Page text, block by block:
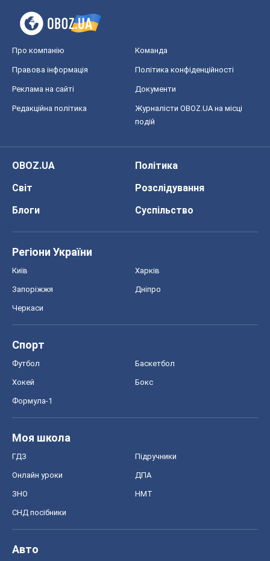
Про компанію Команда
Правова інформація Політика конфіденційності
Реклама на сайті Документи
Редакційна політика
Журналісти OBOZ.UA на місці
подій
OBOZ.UA
Політика
Світ
Розслідування
Блоги
Суспільство
Регіони України
Київ Харків
Запоріжжя Дніпро
Черкаси
Спорт
Футбол Баскетбол
Хокей Бокс
Формула-1
Моя школа
ГДЗ Підручники
Онлайн уроки ДПА
ЗНО НМТ
СНД посібники
Авто